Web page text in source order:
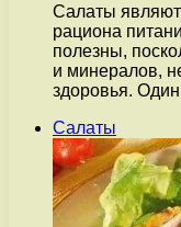
Салаты
рациона
полезны,
и минералов,
здоровья.
Салаты